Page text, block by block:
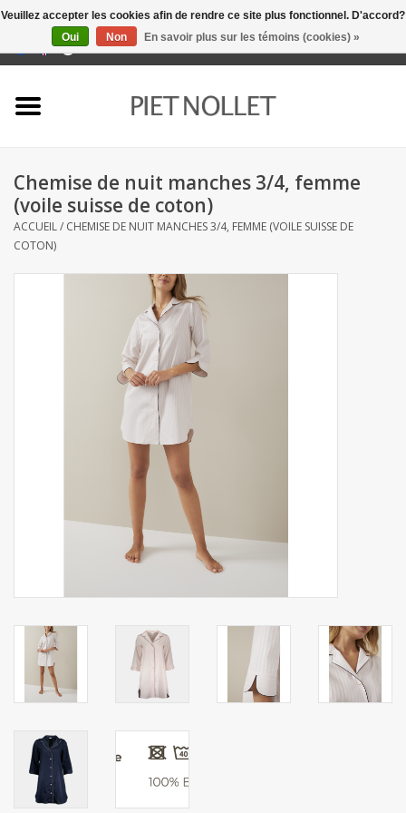
0 Articles - €0,00
serviettes
literie
Maison et vêtements de
costume
ARTICLES CADEAUX
Chemise de nuit manches 3/4, femme
(voile suisse de coton)
ACCUEIL/ CHEMISE DE NUIT MANCHES 3/4, FEMME (VOILE SUISSE DE
COTON)
Veuillez accepter les cookies afin de rendre ce site plus fonctionnel. D'accord?
Oui
Non En savoir plus sur les témoins (cookies) »